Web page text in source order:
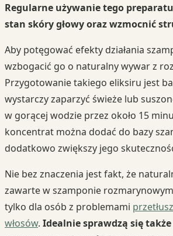
Regularne używanie tego
stan skóry głowy oraz wzmocnić
Aby potęgować efekty działania
wzbogacić go o naturalny wywar z
Przygotowanie takiego eliksiru jest
wystarczy zaparzyć świeże lub
w gorącej wodzie przez około 15
koncentrat można dodać do bazy
dodatkowo zwiększy jego
Nie bez znaczenia jest fakt, że
zawarte w szamponie
tylko dla osób z problemami
włosów. Idealnie sprawdzą się